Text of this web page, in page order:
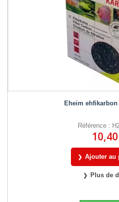
Eheim
Référence :
Ajouter au
Plus de